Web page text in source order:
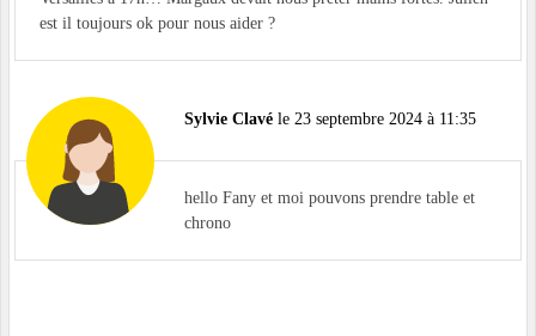
est il toujours ok pour nous aider ?
Sylvie Clavé le 23 septembre 2024 à 11:35
hello Fany et moi pouvons prendre table et
chrono